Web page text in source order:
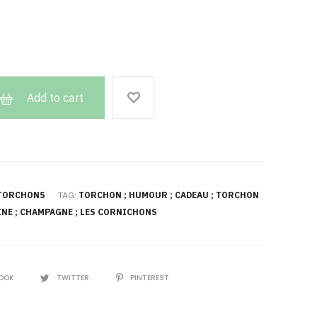
Add to cart
TAG: TORCHON ; HUMOUR ; CADEAU ; TORCHON
; CHAMPAGNE ; LES CORNICHONS
TWITTER PINTEREST